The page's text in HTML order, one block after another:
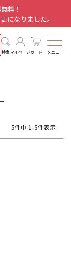
料！
になりました。
検索マイページカート メニュー
5件中 1-5件表示